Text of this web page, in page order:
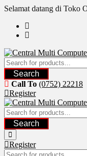
Skip
content
Selamat datang di Toko
Search
Call To (0752) 22218
Register
Search
Register